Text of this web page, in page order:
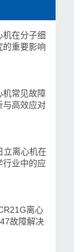
机在分子细
的重要影响
机常见故障
与高效应对
立离心机在
行业中的应
离心
故障解决